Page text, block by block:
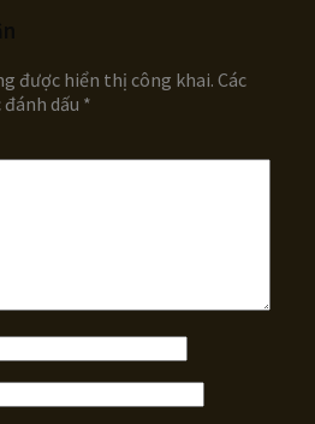
được hiển thị công khai. Các
dấu *